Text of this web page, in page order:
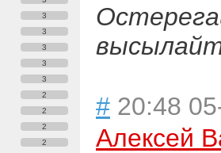
3
3
3
3
3
2
2
2
2
# 20:48
Алексей